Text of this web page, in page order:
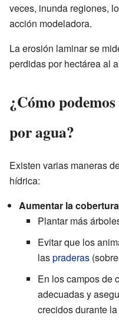
veces, inunda regiones,
acción modeladora.
La erosión laminar se
perdidas por hectárea al
¿Cómo
por agua?
Existen varias maneras
hídrica:
Aumentar la
Plantar más
Evitar que los
laspraderas
En los campos de
adecuadas y
crecidos durante